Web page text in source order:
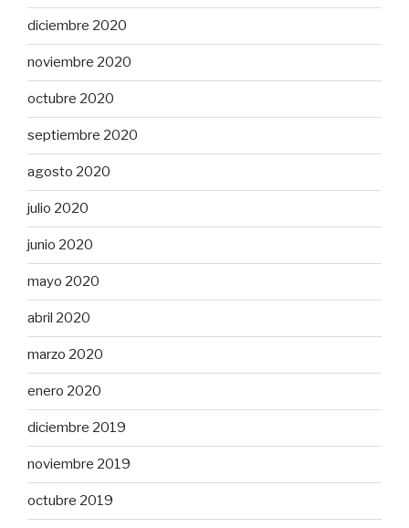
diciembre 2020
noviembre 2020
octubre 2020
septiembre 2020
agosto 2020
julio 2020
junio 2020
mayo 2020
abril 2020
marzo 2020
enero 2020
diciembre 2019
noviembre 2019
octubre 2019